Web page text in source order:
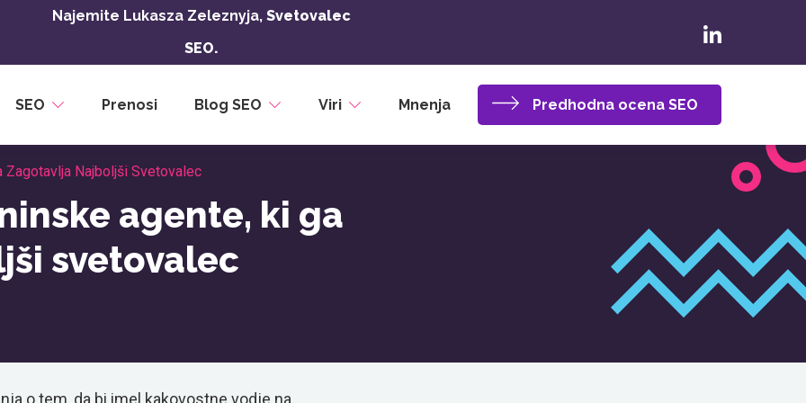
Najemite Lukasza Zeleznyja, Svetovalec
SEO.
SEO Prenosi Blog SEO Viri Mnenja Predhodna ocena SEO
Zagotavlja Najboljši Svetovalec
agente, ki ga
svetovalec
o tem, da bi imel kakovostne vodje na